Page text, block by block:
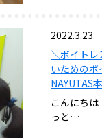
2022.3.23
＼ボイトレ
いための
NAYUTAS
こんにち
っと…